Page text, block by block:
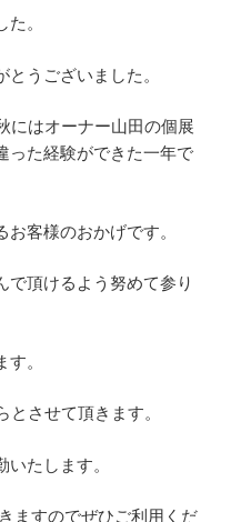
。
うございました。
にはオーナー山田の個展
った経験ができた一年で
客様のおかげです。
で頂けるよう努めて参り
。
させて頂きます。
たします。
ますのでぜひご利用くだ